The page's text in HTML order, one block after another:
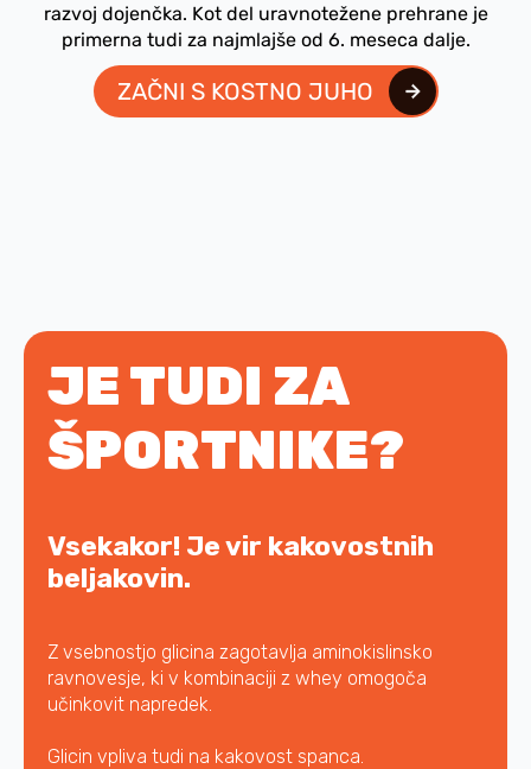
razvoj dojenčka. Kot del uravnotežene prehrane je
primerna tudi za najmlajše od 6. meseca dalje.
ZAČNI S KOSTNO JUHO
JE TUDI ZA
ŠPORTNIKE?
Vsekakor! Je vir kakovostnih
beljakovin.
Z vsebnostjo glicina zagotavlja aminokislinsko
ravnovesje, ki v kombinaciji z whey omogoča
učinkovit napredek.
Glicin vpliva tudi na kakovost spanca.